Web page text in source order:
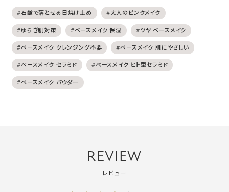
#石鹸で落とせる日焼け止め #大人のピンクメイク
#ゆらぎ肌対策 #ベースメイク 保湿 #ツヤ ベースメイク
#ベースメイク クレンジング不要 #ベースメイク 肌にやさしい
#ベースメイク セラミド #ベースメイク ヒト型セラミド
#ベースメイク パウダー
REVIEW
レビュー